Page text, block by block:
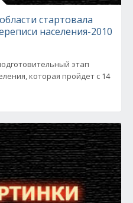
стартовала
населения-2010
этап
которая пройдет с 14